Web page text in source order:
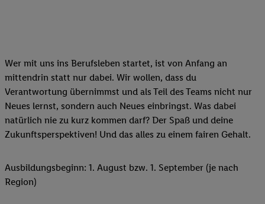
Wer mit uns ins Berufsleben startet, ist von Anfang an
mittendrin statt nur dabei. Wir wollen, dass du
Verantwortung übernimmst und als Teil des Teams nicht nur
Neues lernst, sondern auch Neues einbringst. Was dabei
natürlich nie zu kurz kommen darf? Der Spaß und deine
Zukunftsperspektiven! Und das alles zu einem fairen Gehalt.
Ausbildungsbeginn: 1. August bzw. 1. September (je nach
Region)